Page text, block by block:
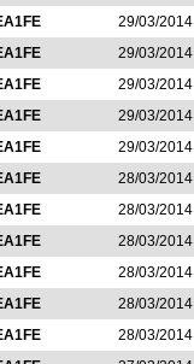
29/03/2014
29/03/2014
29/03/2014
29/03/2014
29/03/2014
28/03/2014
28/03/2014
28/03/2014
28/03/2014
28/03/2014
28/03/2014